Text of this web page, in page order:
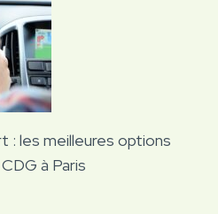
: les meilleures options
à Paris